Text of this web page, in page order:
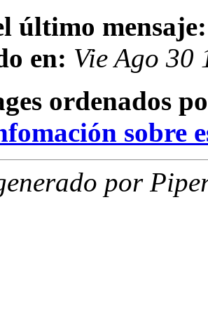
último mensaje:
en: Vie Ago 30
ordenados
sobre
por